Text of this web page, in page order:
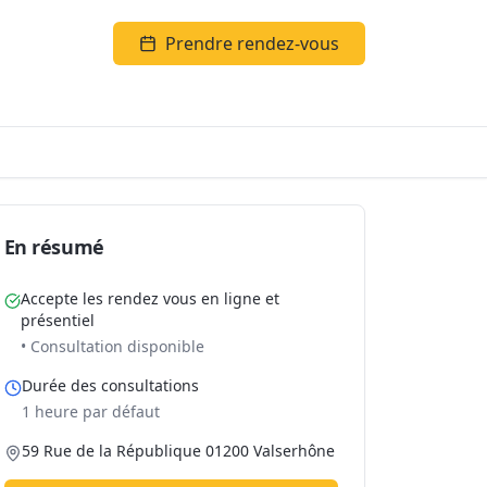
Prendre rendez-vous
En résumé
Accepte les rendez vous en ligne et
présentiel
• Consultation disponible
Durée des consultations
1 heure par défaut
59 Rue de la République 01200 Valserhône